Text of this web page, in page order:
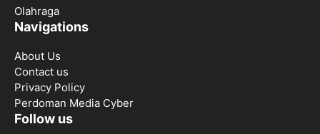
Olahraga
Navigations
About Us
Contact us
Privacy Policy
Perdoman Media Cyber
Follow us